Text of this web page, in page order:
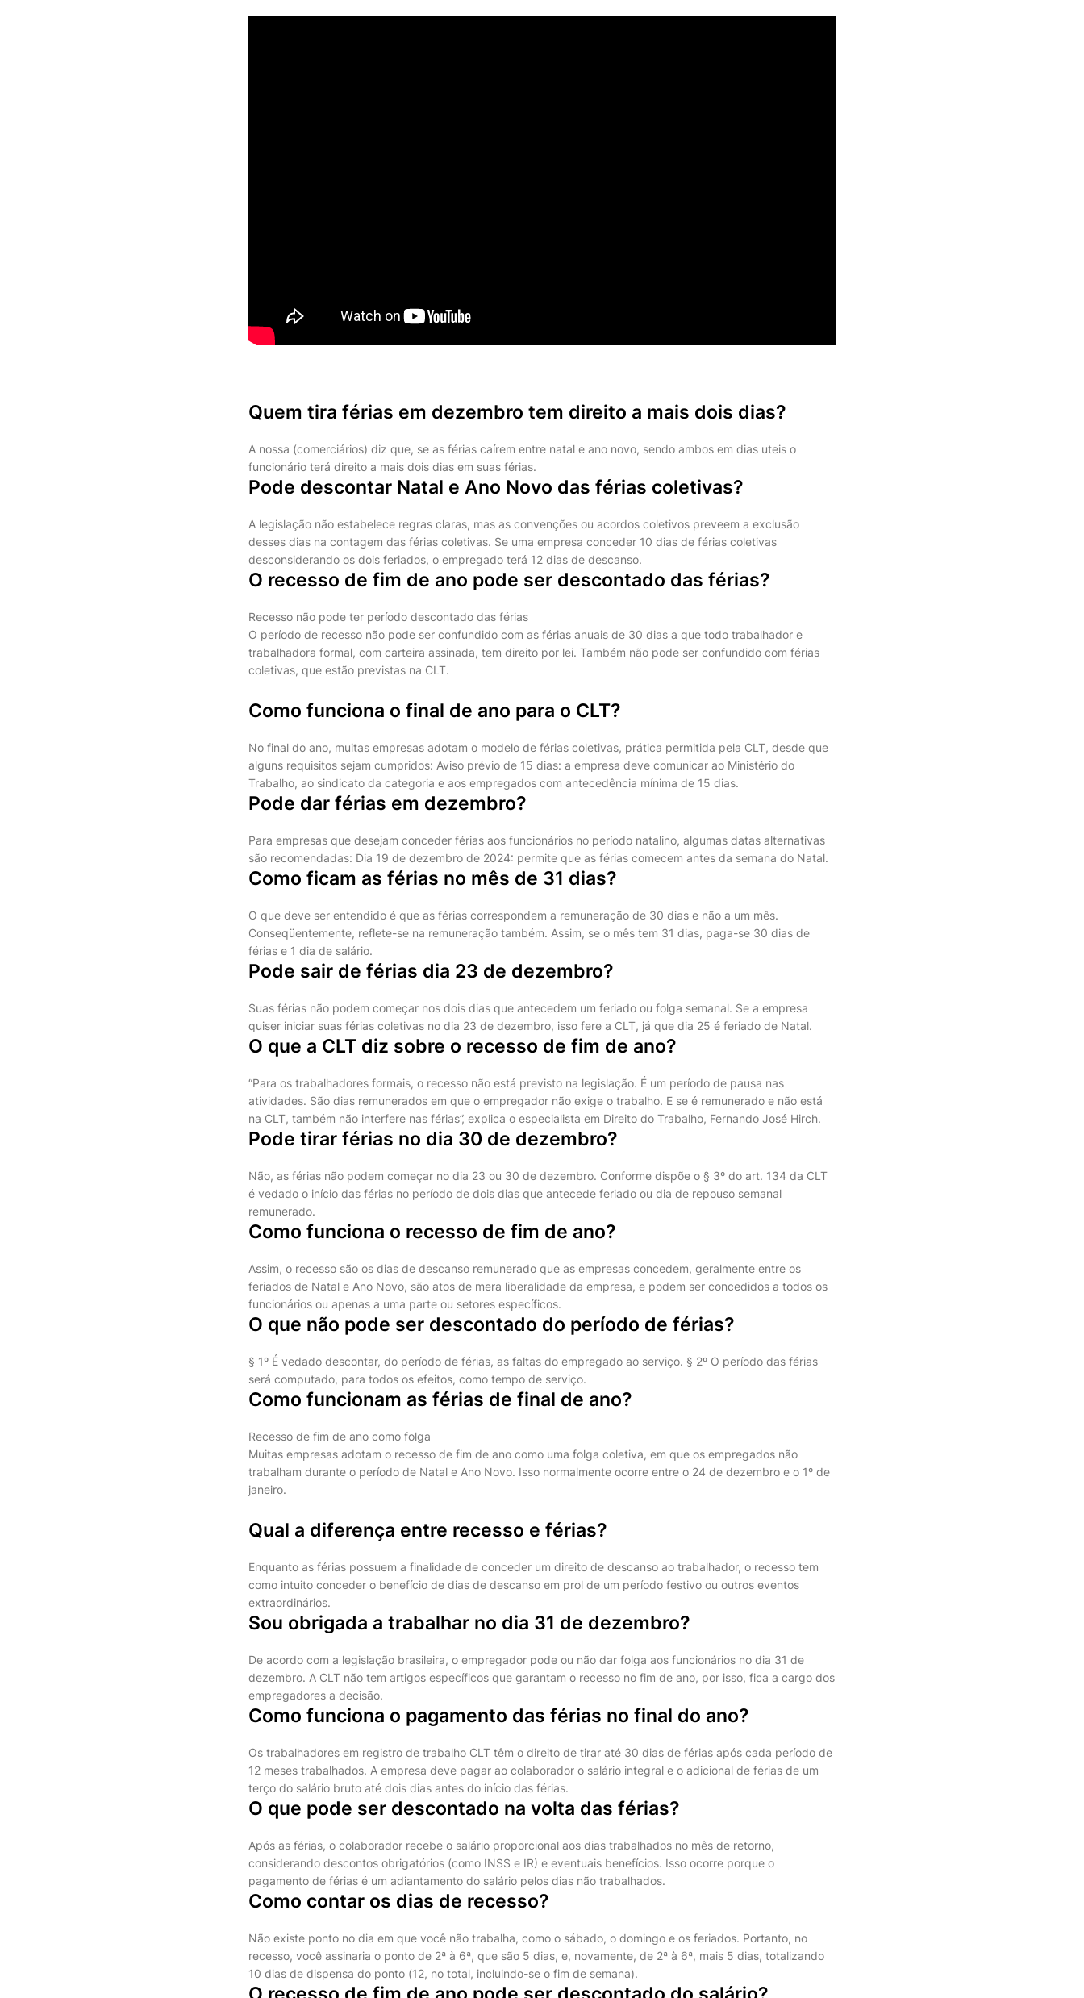
Quem tira férias em dezembro tem direito a mais dois dias?
A nossa (comerciários) diz que, se as férias caírem entre natal e ano novo, sendo ambos em dias uteis o
funcionário terá direito a mais dois dias em suas férias.
Pode descontar Natal e Ano Novo das férias coletivas?
A legislação não estabelece regras claras, mas as convenções ou acordos coletivos preveem a exclusão
desses dias na contagem das férias coletivas. Se uma empresa conceder 10 dias de férias coletivas
desconsiderando os dois feriados, o empregado terá 12 dias de descanso.
O recesso de fim de ano pode ser descontado das férias?
Recesso não pode ter período descontado das férias
O período de recesso não pode ser confundido com as férias anuais de 30 dias a que todo trabalhador e
trabalhadora formal, com carteira assinada, tem direito por lei. Também não pode ser confundido com férias
coletivas, que estão previstas na CLT.
Como funciona o final de ano para o CLT?
No final do ano, muitas empresas adotam o modelo de férias coletivas, prática permitida pela CLT, desde que
alguns requisitos sejam cumpridos: Aviso prévio de 15 dias: a empresa deve comunicar ao Ministério do
Trabalho, ao sindicato da categoria e aos empregados com antecedência mínima de 15 dias.
Pode dar férias em dezembro?
Para empresas que desejam conceder férias aos funcionários no período natalino, algumas datas alternativas
são recomendadas: Dia 19 de dezembro de 2024: permite que as férias comecem antes da semana do Natal.
Como ficam as férias no mês de 31 dias?
O que deve ser entendido é que as férias correspondem a remuneração de 30 dias e não a um mês.
Conseqüentemente, reflete-se na remuneração também. Assim, se o mês tem 31 dias, paga-se 30 dias de
férias e 1 dia de salário.
Pode sair de férias dia 23 de dezembro?
Suas férias não podem começar nos dois dias que antecedem um feriado ou folga semanal. Se a empresa
quiser iniciar suas férias coletivas no dia 23 de dezembro, isso fere a CLT, já que dia 25 é feriado de Natal.
O que a CLT diz sobre o recesso de fim de ano?
“Para os trabalhadores formais, o recesso não está previsto na legislação. É um período de pausa nas
atividades. São dias remunerados em que o empregador não exige o trabalho. E se é remunerado e não está
na CLT, também não interfere nas férias”, explica o especialista em Direito do Trabalho, Fernando José Hirch.
Pode tirar férias no dia 30 de dezembro?
Não, as férias não podem começar no dia 23 ou 30 de dezembro. Conforme dispõe o § 3º do art. 134 da CLT
é vedado o início das férias no período de dois dias que antecede feriado ou dia de repouso semanal
remunerado.
Como funciona o recesso de fim de ano?
Assim, o recesso são os dias de descanso remunerado que as empresas concedem, geralmente entre os
feriados de Natal e Ano Novo, são atos de mera liberalidade da empresa, e podem ser concedidos a todos os
funcionários ou apenas a uma parte ou setores específicos.
O que não pode ser descontado do período de férias?
§ 1º É vedado descontar, do período de férias, as faltas do empregado ao serviço. § 2º O período das férias
será computado, para todos os efeitos, como tempo de serviço.
Como funcionam as férias de final de ano?
Recesso de fim de ano como folga
Muitas empresas adotam o recesso de fim de ano como uma folga coletiva, em que os empregados não
trabalham durante o período de Natal e Ano Novo. Isso normalmente ocorre entre o 24 de dezembro e o 1º de
janeiro.
Qual a diferença entre recesso e férias?
Enquanto as férias possuem a finalidade de conceder um direito de descanso ao trabalhador, o recesso tem
como intuito conceder o benefício de dias de descanso em prol de um período festivo ou outros eventos
extraordinários.
Sou obrigada a trabalhar no dia 31 de dezembro?
De acordo com a legislação brasileira, o empregador pode ou não dar folga aos funcionários no dia 31 de
dezembro. A CLT não tem artigos específicos que garantam o recesso no fim de ano, por isso, fica a cargo dos
empregadores a decisão.
Como funciona o pagamento das férias no final do ano?
Os trabalhadores em registro de trabalho CLT têm o direito de tirar até 30 dias de férias após cada período de
12 meses trabalhados. A empresa deve pagar ao colaborador o salário integral e o adicional de férias de um
terço do salário bruto até dois dias antes do início das férias.
O que pode ser descontado na volta das férias?
Após as férias, o colaborador recebe o salário proporcional aos dias trabalhados no mês de retorno,
considerando descontos obrigatórios (como INSS e IR) e eventuais benefícios. Isso ocorre porque o
pagamento de férias é um adiantamento do salário pelos dias não trabalhados.
Como contar os dias de recesso?
Não existe ponto no dia em que você não trabalha, como o sábado, o domingo e os feriados. Portanto, no
recesso, você assinaria o ponto de 2ª à 6ª, que são 5 dias, e, novamente, de 2ª à 6ª, mais 5 dias, totalizando
10 dias de dispensa do ponto (12, no total, incluindo-se o fim de semana).